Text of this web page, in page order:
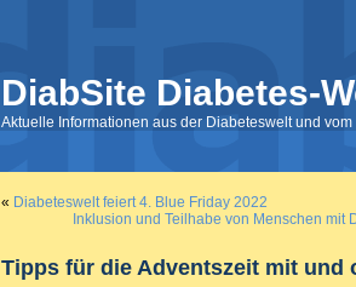
DiabSite Diabetes-
Aktuelle Informationen aus der Diabeteswelt und
« Diabeteswelt feiert 4. Blue Friday 2022
Inklusion und Teilhabe von Menschen mit
Tipps für die Adventszeit mit und